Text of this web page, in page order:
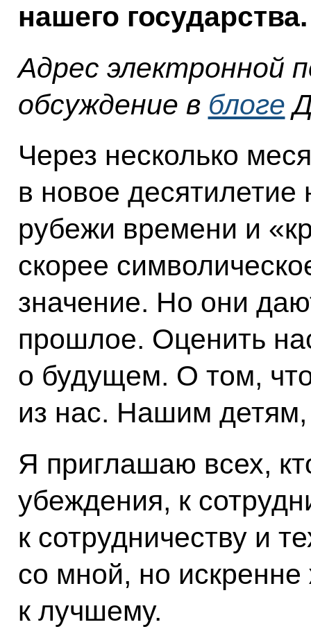
нашего государства.
Адрес
обсуждение в блоге
Через несколько
в новое десятилетие
рубежи времени и
скорее
значение. Но они
прошлое. Оценить
о будущем. О том,
из нас. Нашим
Я приглашаю всех,
убеждения, к
к сотрудничеству и
со мной, но
к лучшему.